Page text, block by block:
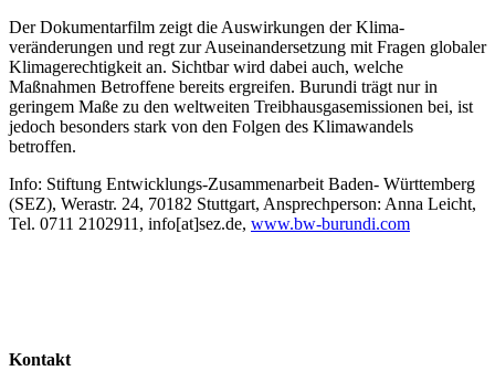
Der Dokumentarfilm zeigt die Auswirkungen der Klima­
veränderungen und regt zur Auseinandersetzung mit Fragen globaler
Klimagerechtigkeit an. Sichtbar wird dabei auch, welche
Maßnahmen Betroffene bereits ergreifen. Burundi trägt nur in
geringem Maße zu den weltweiten Treibhausgasemissionen bei, ist
jedoch besonders stark von den Folgen des Klimawandels
betroffen.
Info: Stiftung Entwicklungs-Zusammenarbeit Baden- Württemberg
(SEZ), Werastr. 24, 70182 Stuttgart, Ansprechperson: Anna Leicht,
Tel. 0711 2102911, info[at]sez.de, www.bw-burundi.com
Kontakt